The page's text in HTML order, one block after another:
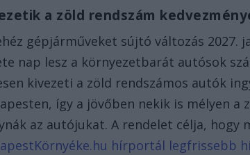
a zöld rendszám
gépjárműveket sújtó változás 2027.
nap lesz a környezetbarát autósok
kivezeti a zöld rendszámos autók
így a jövőben nekik is mélyen
az autójukat. A rendelet célja,
hírportál legfrissebb